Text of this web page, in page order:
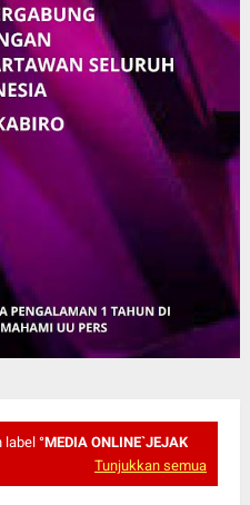
label °MEDIA ONLINE`JEJAK
Tunjukkan semua